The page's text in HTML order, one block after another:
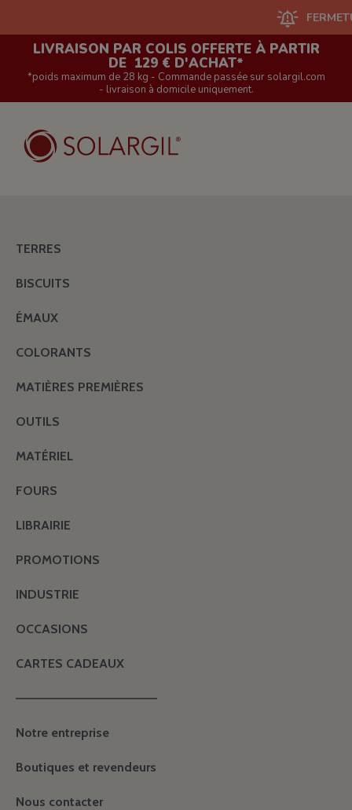
FERMETURE
LIVRAISON PAR COLIS OFFERTE À PARTIR
DE 129 € D'ACHAT*
*poids maximum de 28 kg - Commande passée sur solargil.com
- livraison à domicile uniquement.
TERRES
BISCUITS
ÉMAUX
COLORANTS
MATIÈRES PREMIÈRES
OUTILS
MATÉRIEL
FOURS
LIBRAIRIE
PROMOTIONS
INDUSTRIE
OCCASIONS
CARTES CADEAUX
———————————————
Notre entreprise
Boutiques et revendeurs
Nous contacter